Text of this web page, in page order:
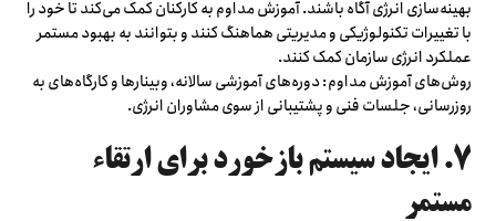
بهینه‌سازی انرژی آگاه باشند. آموزش مداوم به کارکنان کمک می‌کند تا خود را
با تغییرات تکنولوژیکی و مدیریتی هماهنگ کنند و بتوانند به بهبود مستمر
عملکرد انرژی سازمان کمک کنند.
روش‌های آموزش مداوم: دوره‌های آموزشی سالانه، وبینارها و کارگاه‌های به
روزرسانی، جلسات فنی و پشتیبانی از سوی مشاوران انرژی.
۷. ایجاد سیستم بازخورد برای ارتقاء
مستمر